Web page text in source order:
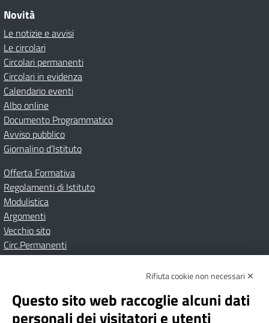
Novità
Le notizie e avvisi
Le circolari
Circolari permanenti
Circolari in evidenza
Calendario eventi
Albo online
Documento Programmatico
Avviso pubblico
Giornalino d’Istituto
Offerta Formativa
Regolamenti di Istituto
Modulistica
Argomenti
Vecchio sito
Circ.Permanenti
Albo onlinePrivacy Policy
Dichiarazione di accessibilità
Note Legali
Rifiuta cookie non necessari ✕
Questo sito web raccoglie alcuni dati
personali dei visitatori e utenti